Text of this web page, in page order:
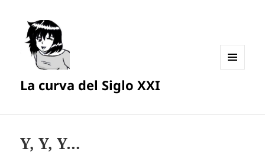
La curva del Siglo XXI
Y, Y, Y…